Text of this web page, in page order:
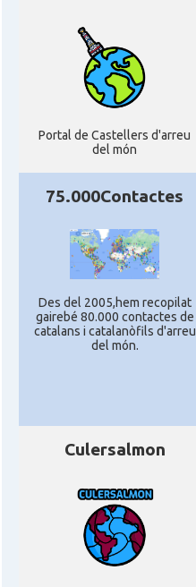
Portal de Castellers d'arreu
del món
75.000Contactes
Des del 2005,hem recopilat
gairebé 80.000 contactes de
catalans i catalanòfils d'arreu
del món.
Culersalmon